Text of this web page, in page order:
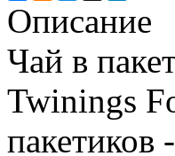
Описание
Чай в
Twinings
пакетиков